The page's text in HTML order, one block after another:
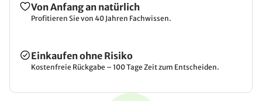
Von Anfang an natürlich
Profitieren Sie von 40 Jahren Fachwissen.
Einkaufen ohne Risiko
Kostenfreie Rückgabe – 100 Tage Zeit zum Entscheiden.